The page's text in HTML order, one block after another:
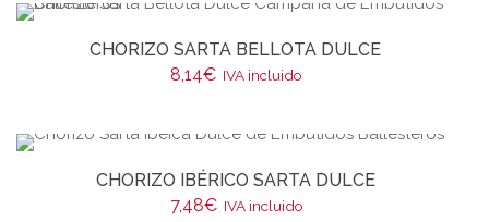
CHORIZO SARTA BELLOTA DULCE
8,14€ IVA incluido
CHORIZO IBÉRICO SARTA DULCE
7,48€ IVA incluido